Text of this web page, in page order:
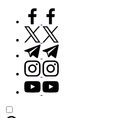
facebook.com
twitter.com
t.me
instagram.com
youtube.com